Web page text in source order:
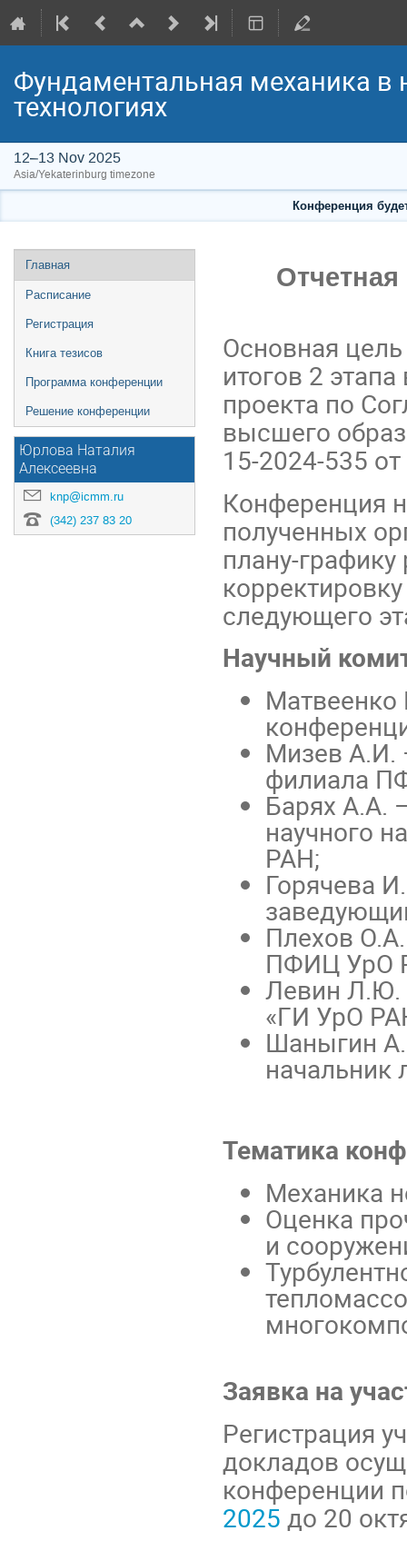
Фундаментальная механика в
технологиях
12–13 Nov 2025
Asia/Yekaterinburg timezone
Конференция
Event
menu
Главная
Расписание
Регистрация
Книга тезисов
Программа конференции
Решение конференции
Юрлова Наталия
Алексеевна
knp@icmm.ru
(342) 237 83 20
Основная
итогов 2
проекта по
высшего
15-2024-535
Конференция
полученных
плану-
следующего
Научный
Матвеенко
Мизев А.И.
филиала
Барях А.А.
научного
РАН;
Горячева
Плехов
ПФИЦ УрО
Левин Л.Ю.
«ГИ УрО
Шаныгин
начальник
Тематика
Механика
Оценка
и
Заявка на
Регистрация
докладов
конференции
2025 до 20